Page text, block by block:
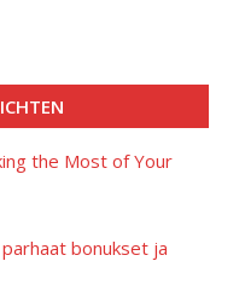
the Most of Your
bonukset ja